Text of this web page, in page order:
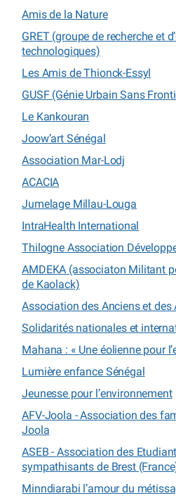
Amis de la Nature
GRET (groupe de recherche et
technologiques)
Les Amis de Thionck-Essyl
GUSF (Génie Urbain Sans
Le Kankouran
Joow’art Sénégal
Association Mar-Lodj
ACACIA
Jumelage Millau-Louga
IntraHealth International
Thilogne Association
AMDEKA (associaton Militant
de Kaolack)
Association des Anciens et
Solidarités nationales et
Mahana : « Une éolienne pour
Lumière enfance Sénégal
Jeunesse pour l’environnement
AFV-Joola - Association des
Joola
ASEB - Association des
sympathisants de Brest
Minndiarabi l’amour du